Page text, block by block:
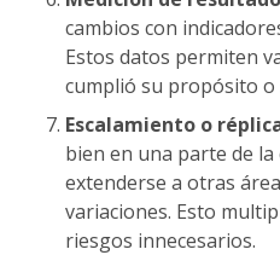
cambios con
Estos datos permiten
cumplió su propósito o
Escalamiento o
bien en una parte de
extenderse a otras
variaciones. Esto
riesgos innecesarios.